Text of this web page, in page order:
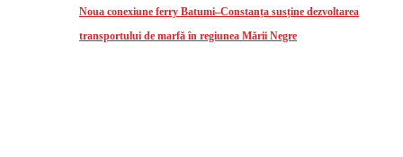
Noua conexiune ferry Batumi–Constanța susține dezvoltarea
transportului de marfă în regiunea Mării Negre